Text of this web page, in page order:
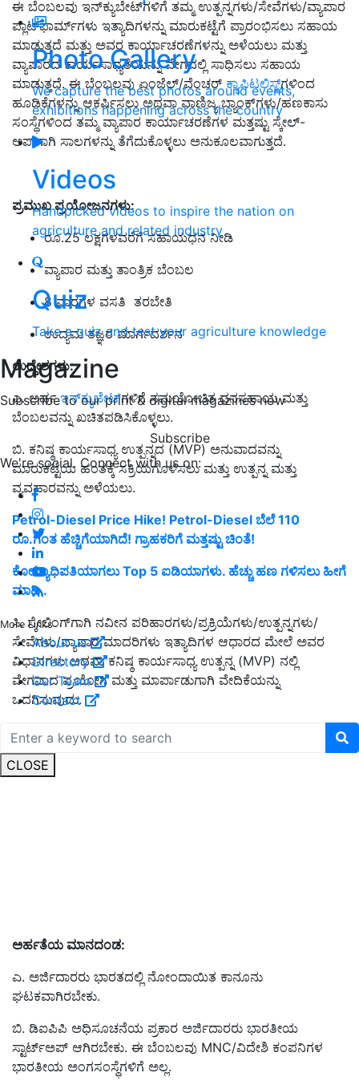
Photo Gallery
We capture the best photos around events,
exhibitions happening across the country
Videos
Handpicked videos to inspire the nation on
agriculture and related industry
Quiz
Take a quiz and test your agriculture knowledge
Magazine
Subscribe to our print & digital magazines now
Subscribe
We're social. Connect with us on:
More Links
About us
Directory
Our Team
Contact
CLOSE
ಈ ಬೆಂಬಲವು ಇನ್‌ಕ್ಯುಬೇಟ್‌ಗಳಿಗೆ ತಮ್ಮ ಉತ್ಪನ್ನಗಳು/ಸೇವೆಗಳು/ವ್ಯಾಪಾರ
ಪ್ಲಾಟ್‌ಫಾರ್ಮ್‌ಗಳು ಇತ್ಯಾದಿಗಳನ್ನು ಮಾರುಕಟ್ಟೆಗೆ ಪ್ರಾರಂಭಿಸಲು ಸಹಾಯ
ಮಾಡುತ್ತದೆ ಮತ್ತು ಅವರ ಕಾರ್ಯಾಚರಣೆಗಳನ್ನು ಅಳೆಯಲು ಮತ್ತು
ವ್ಯಾಪಾರದ ಕಾರ್ಯಸಾಧ್ಯತೆಯನ್ನು ವೇಗದಲ್ಲಿ ಸಾಧಿಸಲು ಸಹಾಯ
ಮಾಡುತ್ತದೆ. ಈ ಬೆಂಬಲವು ಏಂಜೆಲ್/ವೆಂಚರ್ ಕ್ಯಾಪಿಟಲಿಸ್ಟ್‌ಗಳಿಂದ
ಹೂಡಿಕೆಗಳನ್ನು ಆಕರ್ಷಿಸಲು ಅಥವಾ ವಾಣಿಜ್ಯ ಬ್ಯಾಂಕ್‌ಗಳು/ಹಣಕಾಸು
ಸಂಸ್ಥೆಗಳಿಂದ ತಮ್ಮ ವ್ಯಾಪಾರ ಕಾರ್ಯಾಚರಣೆಗಳ ಮತ್ತಷ್ಟು ಸ್ಕೇಲ್-
ಅಪ್‌ಗಾಗಿ ಸಾಲಗಳನ್ನು ತೆಗೆದುಕೊಳ್ಳಲು ಅನುಕೂಲವಾಗುತ್ತದೆ.
ಪ್ರಮುಖ ಪ್ರಯೋಜನಗಳು:
ರೂ.25 ಲಕ್ಷಗಳವರೆಗೆ ಸಹಾಯಧನ ನೀಡಿ
ವ್ಯಾಪಾರ ಮತ್ತು ತಾಂತ್ರಿಕ ಬೆಂಬಲ
8 ವಾರಗಳ ವಸತಿ ತರಬೇತಿ
ಉದ್ಯಮ ತಜ್ಞರ ಮಾರ್ಗದರ್ಶನ
ಉದ್ದೇಶಗಳು:
ಎ. ಅರ್ಹಇನ್‌ಕ್ಯುಬೇಟ್‌ಗಳಿಗೆ ಸಮಯೋಚಿತ ಧನಸಹಾಯ ಮತ್ತು
ಬೆಂಬಲವನ್ನು ಖಚಿತಪಡಿಸಿಕೊಳ್ಳಲು.
ಬಿ. ಕನಿಷ್ಠ ಕಾರ್ಯಸಾಧ್ಯ ಉತ್ಪನ್ನದ (MVP) ಅನುವಾದವನ್ನು
ಮಾರುಕಟ್ಟೆಯ ಹಂತಕ್ಕೆ ಸಕ್ರಿಯಗೊಳಿಸಲು ಮತ್ತು ಉತ್ಪನ್ನ ಮತ್ತು
ವ್ಯವಹಾರವನ್ನು ಅಳೆಯಲು.
Petrol-Diesel Price Hike! Petrol-Diesel ಬೆಲೆ 110
ರೂ.ಗಿಂತ ಹೆಚ್ಚಿಗೆಯಾಗಿದೆ! ಗ್ರಾಹಕರಿಗೆ ಮತ್ತಷ್ಟು ಚಿಂತೆ!
ಕೋಟ್ಯಾಧಿಪತಿಯಾಗಲು Top 5 ಐಡಿಯಾಗಳು. ಹೆಚ್ಚು ಹಣ ಗಳಿಸಲು ಹೀಗೆ
ಮಾಡಿ .
ಸಿ. ಸ್ಕೇಲಿಂಗ್‌ಗಾಗಿ ನವೀನ ಪರಿಹಾರಗಳು/ಪ್ರಕ್ರಿಯೆಗಳು/ಉತ್ಪನ್ನಗಳು/
ಸೇವೆಗಳು/ವ್ಯಾಪಾರ ಮಾದರಿಗಳು ಇತ್ಯಾದಿಗಳ ಆಧಾರದ ಮೇಲೆ ಅವರ
ವಿಧಾನಗಳು ಅಥವಾ ಕನಿಷ್ಠ ಕಾರ್ಯಸಾಧ್ಯ ಉತ್ಪನ್ನ (MVP) ನಲ್ಲಿ
ವೇಗವಾದ ಪ್ರಯೋಗ ಮತ್ತು ಮಾರ್ಪಾಡುಗಾಗಿ ವೇದಿಕೆಯನ್ನು
ಒದಗಿಸುವುದು.
ಅರ್ಹತೆಯ ಮಾನದಂಡ:
ಎ. ಅರ್ಜಿದಾರರು ಭಾರತದಲ್ಲಿ ನೋಂದಾಯಿತ ಕಾನೂನು
ಘಟಕವಾಗಿರಬೇಕು.
ಬಿ. ಡಿಐಪಿಪಿ ಅಧಿಸೂಚನೆಯ ಪ್ರಕಾರ ಅರ್ಜಿದಾರರು ಭಾರತೀಯ
ಸ್ಟಾರ್ಟ್‌ಅಪ್ ಆಗಿರಬೇಕು. ಈ ಬೆಂಬಲವು MNC/ವಿದೇಶಿ ಕಂಪನಿಗಳ
ಭಾರತೀಯ ಅಂಗಸಂಸ್ಥೆಗಳಿಗೆ ಅಲ್ಲ.